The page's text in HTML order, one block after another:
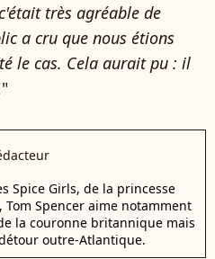
très agréable de
a cru que nous étions
le cas. Cela aurait pu : il
"
Spice Girls, de la princesse
Spencer aime notamment
la couronne britannique mais
outre-Atlantique.